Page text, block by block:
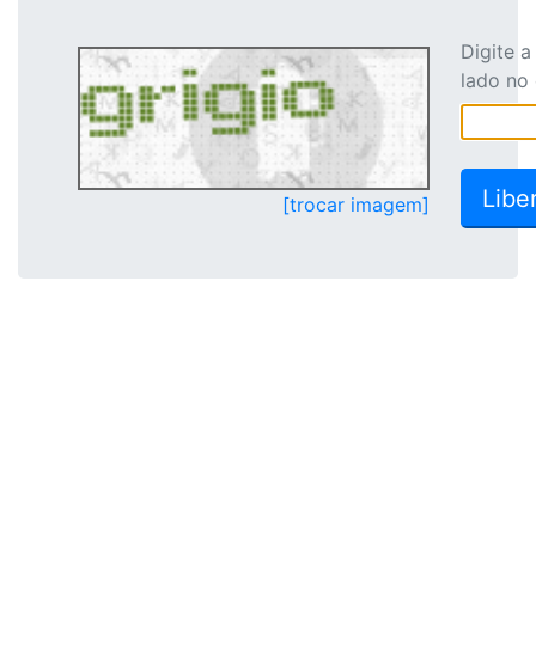
[trocar imagem]
Digite
lado no